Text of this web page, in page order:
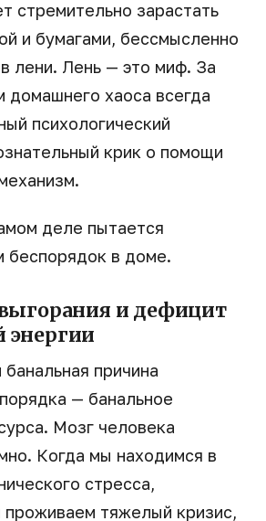
стремительно зарастать
и бумагами, бессмысленно
лени. Лень — это миф. За
домашнего хаоса всегда
психологический
крик о помощи
деле пытается
беспорядок в доме.
и дефицит
энергии
причина
— банальное
Мозг человека
Когда мы находимся в
стресса,
проживаем тяжелый кризис,